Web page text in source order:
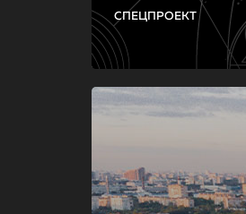
СПЕЦПРОЕКТ